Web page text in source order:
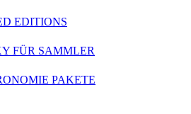
EDITIONS
FÜR SAMMLER
PAKETE